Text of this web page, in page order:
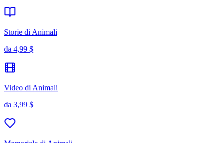
Storie di Animali
da 4,99 $
Video di Animali
da 3,99 $